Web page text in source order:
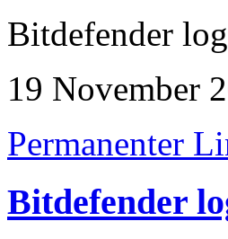
Bitdefender
19 November
Permanenter
Bitdefender